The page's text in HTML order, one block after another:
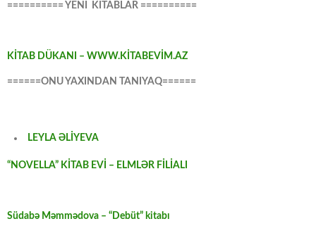
========== YENİ KİTABLAR ==========
KİTAB DÜKANI – WWW.KİTABEVİM.AZ
======ONU YAXINDAN TANIYAQ======
LEYLA ƏLİYEVA
“NOVELLA” KİTAB EVİ – ELMLƏR FİLİALI
Südabə Məmmədova – “Debüt” kitabı